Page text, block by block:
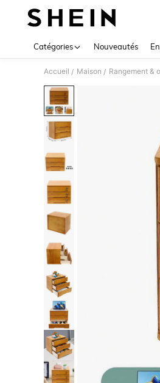
Catégories Nouveautés
Accueil / Maison / Rangement &